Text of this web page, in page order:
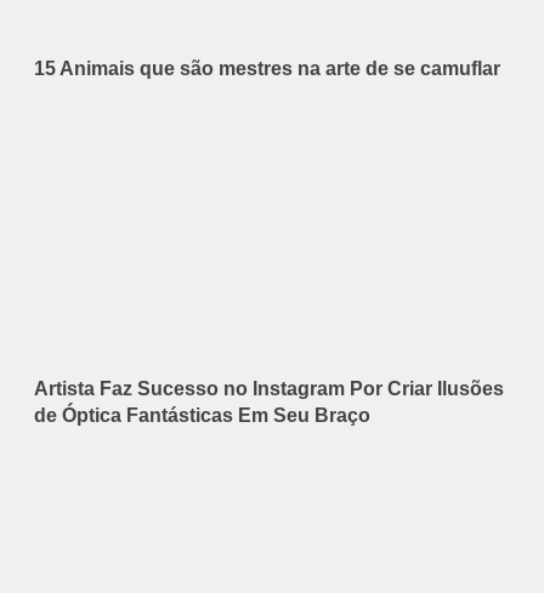
15 Animais que são mestres na arte de se camuflar
Artista Faz Sucesso no Instagram Por Criar Ilusões
de Óptica Fantásticas Em Seu Braço